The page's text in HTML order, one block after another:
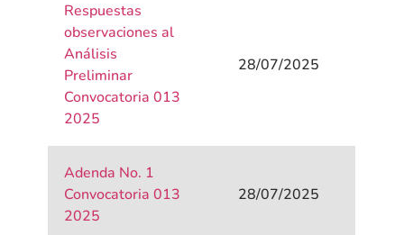
Respuestas
observaciones al
Análisis
Preliminar
Convocatoria 013
2025
28/07/2025
Adenda No. 1
Convocatoria 013
2025
28/07/2025